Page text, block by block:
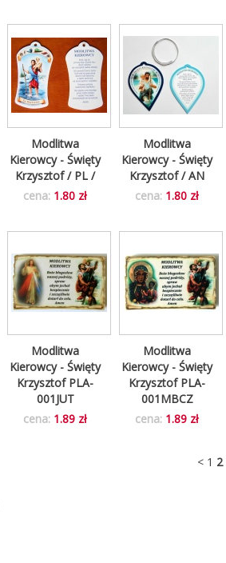
Modlitwa
Kierowcy - Święty
Krzysztof / PL /
cena: 1.80 zł
Modlitwa
Kierowcy - Święty
Krzysztof / AN
cena: 1.80 zł
Modlitwa
Kierowcy - Święty
Krzysztof PLA-
001JUT
cena: 1.89 zł
Modlitwa
Kierowcy - Święty
Krzysztof PLA-
001MBCZ
cena: 1.89 zł
< 1 2